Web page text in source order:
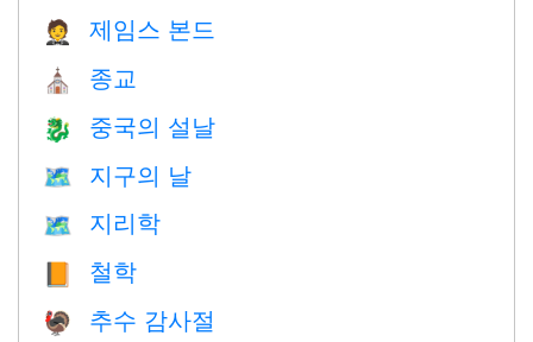
🤵 제임스 본드
⛪️ 종교
🐉 중국의 설날
🗺️ 지구의 날
🗺 지리학
📙 철학
🦃 추수 감사절